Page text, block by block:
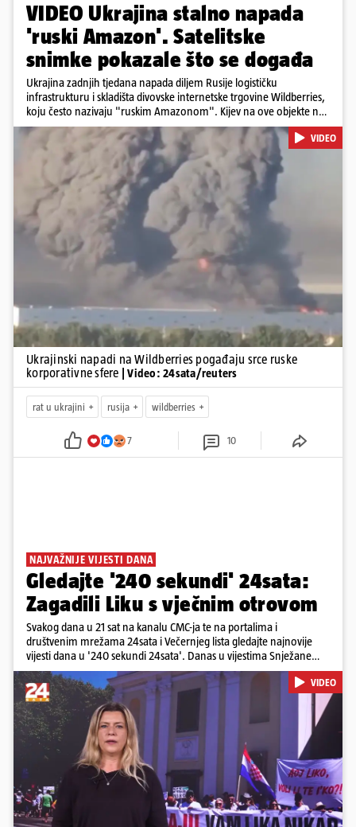
VIDEO Ukrajina stalno napada
'ruski Amazon'. Satelitske
snimke pokazale što se događa
Ukrajina zadnjih tjedana napada diljem Rusije logističku
infrastrukturu i skladišta divovske internetske trgovine Wildberries,
koju često nazivaju "ruskim Amazonom". Kijev na ove objekte ne
gleda samo kao na obična trgovačka skladišta, već tvrdi da ih ruske
snage koriste i za vojne potrebe, odnosno za skladištenje i
distribuciju dijelova za dronove i druge opreme koja se koristi u
ratu. S druge strane, napadi služe i kao izravan odgovor na ruska
bombardiranja ukrajinske poštanske i logističke infrastrukture te
kao način da se ekonomske posljedice rata prenesu dublje na ruski
teritorij i približe običnim građanima.
Pokretanje videa...
VIDEO
Ukrajinski napadi na Wildberries pogađaju srce ruske
korporativne sfere
| Video: 24sata/reuters
rat u ukrajini rusija wildberries
7 10
NAJVAŽNIJE VIJESTI DANA
Gledajte '240 sekundi' 24sata:
Zagadili Liku s vječnim otrovom
Svakog dana u 21 sat na kanalu CMC-ja te na portalima i
društvenim mrežama 24sata i Večernjeg lista gledajte najnovije
vijesti dana u '240 sekundi 24sata'. Danas u vijestima Snježane
Krnetić: Lika teško zagađena s 37.000 tona opasnog otpada, Troje
poginulih u nesreći u Zagrebu, Uhićen načelnik Svetog Ivana
Žabna, Borba za život Denisa Vejzovića, Krajaču režu ovlasti: Slijedi
otkaz...
Pokretanje videa...
VIDEO